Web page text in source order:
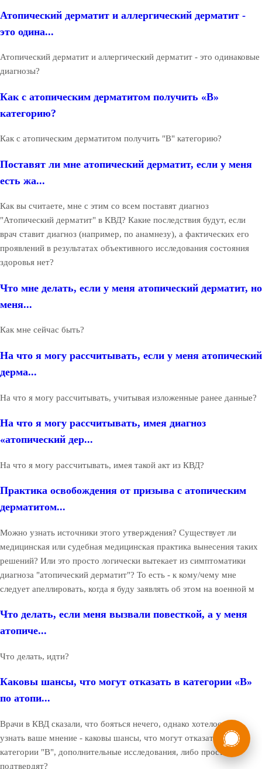
Атопический дерматит и аллергический дерматит -
это одина...
Атопический дерматит и аллергический дерматит - это одинаковые
диагнозы?
Как с атопическим дерматитом получить «В»
категорию?
Как с атопическим дерматитом получить "В" категорию?
Поставят ли мне атопический дерматит, если у меня
есть жа...
Как вы считаете, мне с этим со всем поставят диагноз
"Атопический дерматит" в КВД? Какие последствия будут, если
врач ставит диагноз (например, по анамнезу), а фактических его
проявлений в результатах объективного исследования состояния
здоровья нет?
Что мне делать, если у меня атопический дерматит, но
меня...
Как мне сейчас быть?
На что я могу рассчитывать, если у меня атопический
дерма...
На что я могу рассчитывать, учитывая изложенные ранее данные?
На что я могу рассчитывать, имея диагноз
«атопический дер...
На что я могу рассчитывать, имея такой акт из КВД?
Практика освобождения от призыва с атопическим
дерматитом...
Можно узнать источники этого утверждения? Существует ли
медицинская или судебная медицинская практика вынесения таких
решений? Или это просто логически вытекает из симптоматики
диагноза "атопический дерматит"? То есть - к кому/чему мне
следует апеллировать, когда я буду заявлять об этом на военной м
Что делать, если меня вызвали повесткой, а у меня
атопиче...
Что делать, идти?
Каковы шансы, что могут отказать в категории «В»
по атопи...
Врачи в КВД сказали, что бояться нечего, однако хотелось бы
узнать ваше мнение - каковы шансы, что могут отказать в
категории "В", дополнительные исследования, либо просто
подтвердят?
Мы в России
консультация
8 (800) 775-35-89